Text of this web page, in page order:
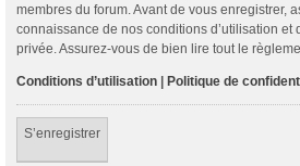
membres du forum. Avant de vous enregistrer,
connaissance de nos conditions d’utilisation et
privée. Assurez-vous de bien lire tout le
Conditions d’utilisation Politique de
S’enregistrer